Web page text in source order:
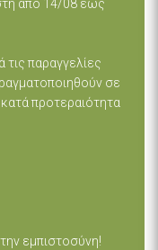
από 14/08 έως
παραγγελίες
σε
προτεραιότητα
εμπιστοσύνη!